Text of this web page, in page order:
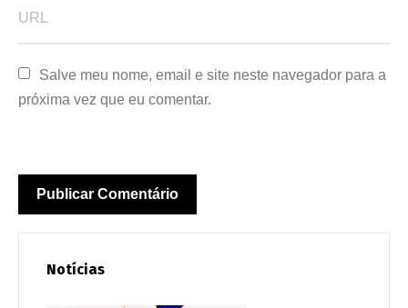
Salve meu nome, email e site neste navegador para a
próxima vez que eu comentar.
Notícias